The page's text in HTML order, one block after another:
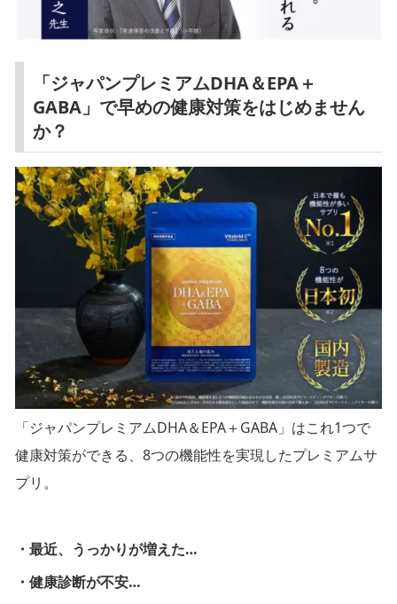
「ジャパンプレミアムDHA＆EPA＋
GABA」で早めの健康対策をはじめません
か？
「ジャパンプレミアムDHA＆EPA＋GABA」はこれ1つで
健康対策ができる、8つの機能性を実現したプレミアムサ
プリ。
・最近、うっかりが増えた…
・健康診断が不安…